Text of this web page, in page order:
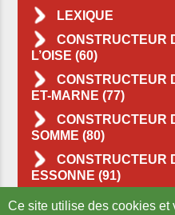
LEXIQUE
CONSTRUCTEUR
L’OISE (60)
CONSTRUCTEUR
ET-MARNE (77)
CONSTRUCTEUR
SOMME (80)
CONSTRUCTEUR
ESSONNE (91)
CONSTRUCTEUR
Ce site utilise des cookies et